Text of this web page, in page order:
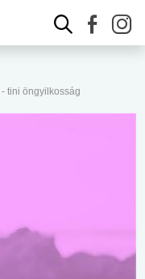
tini öngyilkosság